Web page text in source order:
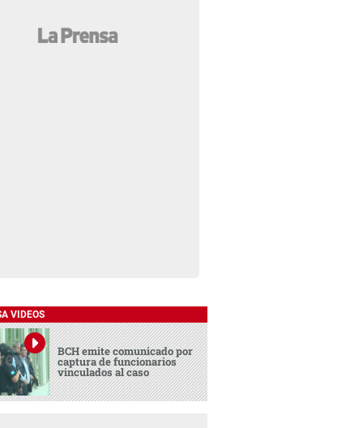
VIDEOS
BCH emite comunicado por
captura de funcionarios
vinculados al caso